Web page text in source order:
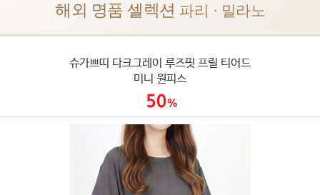
해외 명품 셀렉션 파리 · 밀라노
슈가쁘띠 다크그레이 루즈핏 프릴 티어드
미니 원피스